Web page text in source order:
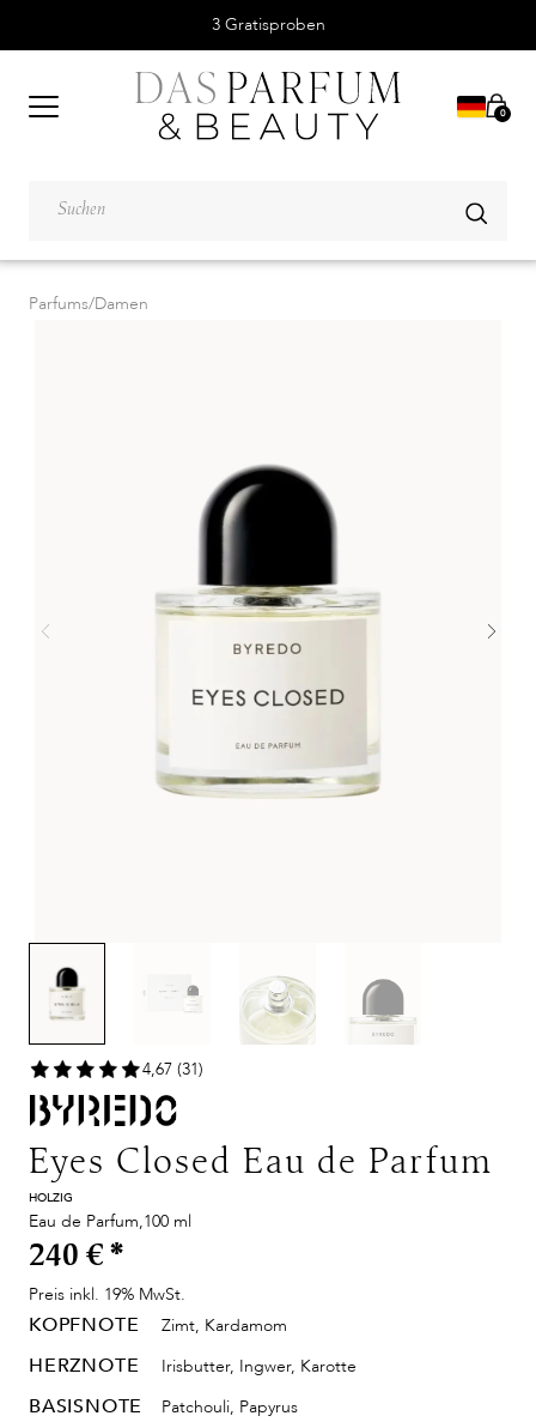
3 Gratisproben
0
Parfums/Damen
4,67 (31)
Eyes Closed Eau de Parfum
HOLZIG
Eau de Parfum,100 ml
240 € *
Preis inkl. 19% MwSt.
KOPFNOTE Zimt, Kardamom
HERZNOTE Irisbutter, Ingwer, Karotte
BASISNOTE
Patchouli, Papyrus